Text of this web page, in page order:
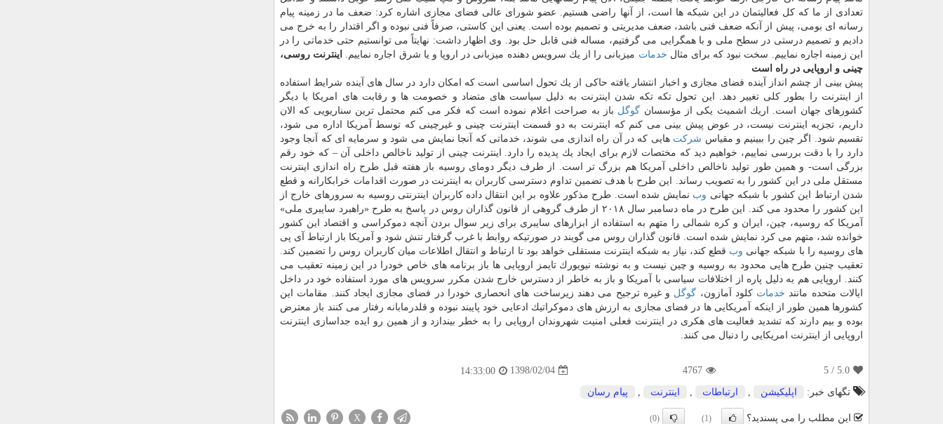
تعدادی از ما كه كل فعالیتمان در این شبكه ها است، از آنها راضی هستیم. عضو شورای عالی فضای مجازی اشاره كرد: ضعف ما در زمینه پیام
رسانه ای بومی، پیش از آنكه ضعف فنی باشد، ضعف مدیریتی و تصمیم بوده است. یعنی این كاستی، صرفاً فنی نبوده و اگر اقتدار را به خرج می
دادیم و تصمیم درستی در سطح ملی و با همگرایی می گرفتیم، مساله فنی قابل حل بود. وی اظهار داشت: نهایتاً می توانستیم حتی خدماتی را در
این زمینه اجاره نماییم. سخت نبود كه برای مثال خدمات میزبانی را از یك سرویس دهنده میزبانی در اروپا و یا شرق اجاره نماییم. اینترنت روسی،
چینی و اروپایی در راه است
پیش بینی از چشم انداز آینده فضای مجازی و اخبار انتشار یافته حاكی از یك تحول اساسی است كه امكان دارد در سال های آینده شرایط استفاده
از اینترنت را بطور كلی تغییر دهد. این تحول تكه تكه شدن اینترنت به دلیل سیاست های متضاد و خصومت ها و رقابت های امریكا با دیگر
كشورهای جهان است. اریك اشمیث یكی از مؤسسان گوگل باز به صراحت اعلام نموده است كه فكر می كنم محتمل ترین سناریویی كه الان
داریم، تجزیه اینترنت نیست، در عوض پیش بینی می كنم كه اینترنت به دو قسمت اینترنت چینی و غیرچینی كه توسط آمریكا اداره می شود،
تقسیم شود. اگر چین را ببینیم و مقیاس شركت هایی كه در آن راه اندازی می شوند، خدماتی كه آنجا نمایش می شود و سرمایه ای كه آنجا وجود
دارد را با دقت بررسی نماییم، خواهیم دید كه مختصات لازم برای ایجاد یك پدیده را دارد. اینترنت چینی از تولید ناخالص داخلی آن – كه خود رقم
بزرگی است- و همین طور تولید ناخالص داخلی آمریكا هم بزرگ تر است. از طرف دیگر دومای روسیه باز هفته قبل طرح راه اندازی اینترنت
مستقل ملی در این كشور را به تصویب رساند. این طرح با هدف تضمین تداوم دسترسی كاربران به اینترنت در صورت اقدامات خرابكارانه و قطع
شدن ارتباط این كشور با شبكه جهانی وب نمایش شده است. طرح مذكور علاوه بر این انتقال داده كاربران اینترنتی روسیه به سرورهای خارج از
این كشور را محدود می كند. این طرح در ماه دسامبر سال ۲۰۱۸ از طرف گروهی از قانون گذاران روس در پاسخ به طرح «راهبرد سایبری ملی»
آمریكا كه روسیه، چین، ایران و كره شمالی را متهم به استفاده از ابزارهای سایبری برای زیر سوال بردن آنچه دموكراسی و اقتصاد این كشور
خوانده شد، متهم می كرد نمایش شده است. قانون گذاران روس می گویند در صورتیكه روابط با غرب گرفتار تنش شود و آمریكا باز ارتباط آی پی
های روسیه را با شبكه جهانی وب قطع كند، نیاز به شبكه اینترنت مستقلی خواهد بود تا ارتباط و انتقال اطلاعات میان كاربران روس را تضمین كند.
تعقیب چنین طرح هایی محدود به روسیه و چین نیست و به نوشته نیویورك تایمز اروپایی ها باز برنامه های خاص خودرا در این زمینه تعقیب می
كنند. اروپایی هم به دلیل پاره از اختلافات سیاسی با آمریكا و باز به خاطر از دسترس خارج شدن مكرر سرویس های مورد استفاده خود در داخل
ایالات متحده مانند خدمات كلود آمازون، گوگل و غیره ترجیح می دهند زیرساخت های انحصاری خودرا در فضای مجازی ایجاد كنند. مقامات این
كشورها همین طور از اینكه آمریكایی ها در فضای مجازی به ارزش های دموكراتیك ادعایی خود پایبند نبوده و قلدرمابانه رفتار می كنند باز معترض
بوده و بیم دارند كه تشدید فعالیت های هكری در اینترنت فعلی امنیت شهروندان اروپایی را به خطر بیندازد و از همین رو ایده جداسازی اینترنت
اروپایی از اینترنت امریكایی را دنبال می كنند.
5.0
/ 5
4767
1398/02/04
14:33:00
تگهای خبر:
اپلیكیشن ارتباطات اینترنت پیام رسان
این مطلب را می پسندید؟ (1)
(0)
X